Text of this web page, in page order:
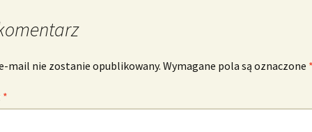
mail nie zostanie opublikowany.Wymagane pola są oznaczone
*